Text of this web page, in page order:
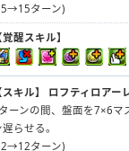
ターン)
覚醒スキル】
スキル】
ロフティロアー
ーンの間、盤面を7×6マ
遅らせる。
ターン)